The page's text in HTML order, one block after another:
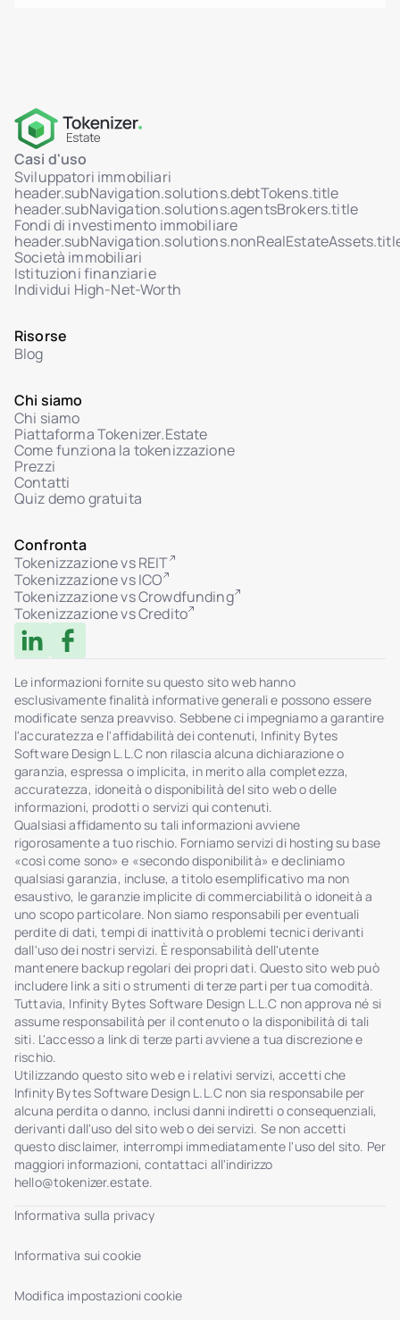
Casi d'uso
Sviluppatori immobiliari
header.subNavigation.solutions.debtTokens.title
header.subNavigation.solutions.agentsBrokers.title
Fondi di investimento immobiliare
Società immobiliari
Istituzioni finanziarie
Individui High-Net-Worth
Risorse
Blog
Chi siamo
Chi siamo
Piattaforma Tokenizer.Estate
Come funziona la tokenizzazione
Prezzi
Contatti
Quiz demo gratuita
Confronta
Tokenizzazione vs REIT
Tokenizzazione vs ICO
Tokenizzazione vs Crowdfunding
Tokenizzazione vs Credito
Le informazioni fornite su questo sito web hanno
esclusivamente finalità informative generali e possono essere
modificate senza preavviso. Sebbene ci impegniamo a garantire
l'accuratezza e l'affidabilità dei contenuti, Infinity Bytes
Software Design L.L.C non rilascia alcuna dichiarazione o
garanzia, espressa o implicita, in merito alla completezza,
accuratezza, idoneità o disponibilità del sito web o delle
informazioni, prodotti o servizi qui contenuti.
Qualsiasi affidamento su tali informazioni avviene
rigorosamente a tuo rischio. Forniamo servizi di hosting su base
«così come sono» e «secondo disponibilità» e decliniamo
qualsiasi garanzia, incluse, a titolo esemplificativo ma non
esaustivo, le garanzie implicite di commerciabilità o idoneità a
uno scopo particolare. Non siamo responsabili per eventuali
perdite di dati, tempi di inattività o problemi tecnici derivanti
dall'uso dei nostri servizi. È responsabilità dell'utente
mantenere backup regolari dei propri dati. Questo sito web può
includere link a siti o strumenti di terze parti per tua comodità.
Tuttavia, Infinity Bytes Software Design L.L.C non approva né si
assume responsabilità per il contenuto o la disponibilità di tali
siti. L'accesso a link di terze parti avviene a tua discrezione e
rischio.
Utilizzando questo sito web e i relativi servizi, accetti che
Infinity Bytes Software Design L.L.C non sia responsabile per
alcuna perdita o danno, inclusi danni indiretti o consequenziali,
derivanti dall'uso del sito web o dei servizi. Se non accetti
questo disclaimer, interrompi immediatamente l'uso del sito. Per
maggiori informazioni, contattaci all'indirizzo
hello@tokenizer.estate.
Informativa sulla privacy
Informativa sui cookie
Modifica impostazioni cookie